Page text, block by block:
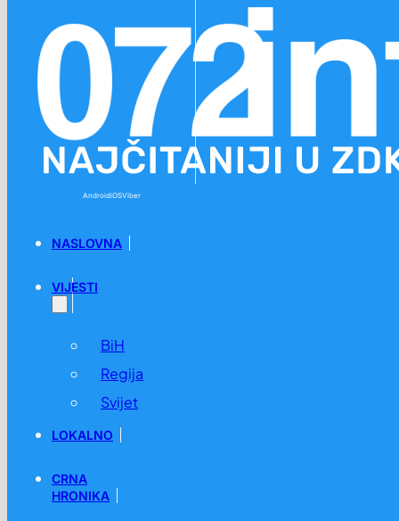
AndroidiOSViber
NASLOVNA
VIJESTI
BiH
Regija
Svijet
LOKALNO
CRNA
HRONIKA